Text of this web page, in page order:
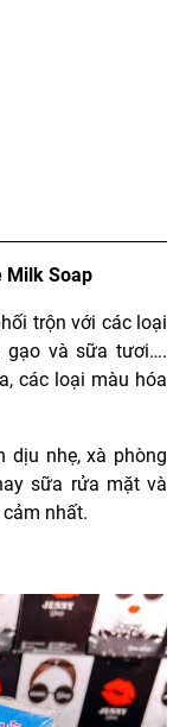
Milk Soap
trộn với các loại
gạo và sữa tươi….
các loại màu hóa
dịu nhẹ, xà phòng
sữa rửa mặt và
nhất.